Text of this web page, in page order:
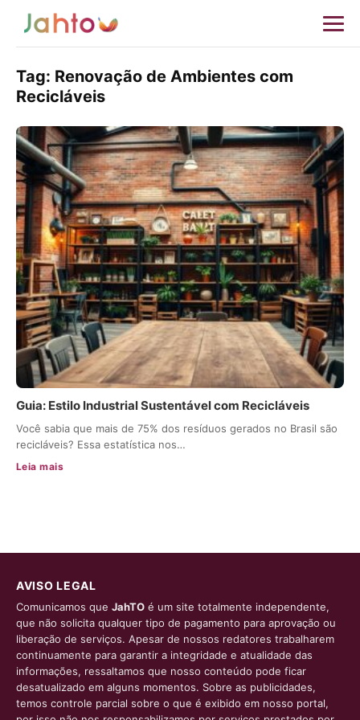
Tag: Renovação de Ambientes com
Recicláveis
Guia: Estilo Industrial Sustentável com Recicláveis
Você sabia que mais de 75% dos resíduos gerados no Brasil são
recicláveis? Essa estatística nos…
Leia mais
AVISO LEGAL
Comunicamos que JahTO é um site totalmente independente,
que não solicita qualquer tipo de pagamento para aprovação ou
liberação de serviços. Apesar de nossos redatores trabalharem
continuamente para garantir a integridade e atualidade das
informações, ressaltamos que nosso conteúdo pode ficar
desatualizado em alguns momentos. Sobre as publicidades,
temos controle parcial sobre o que é exibido em nosso portal,